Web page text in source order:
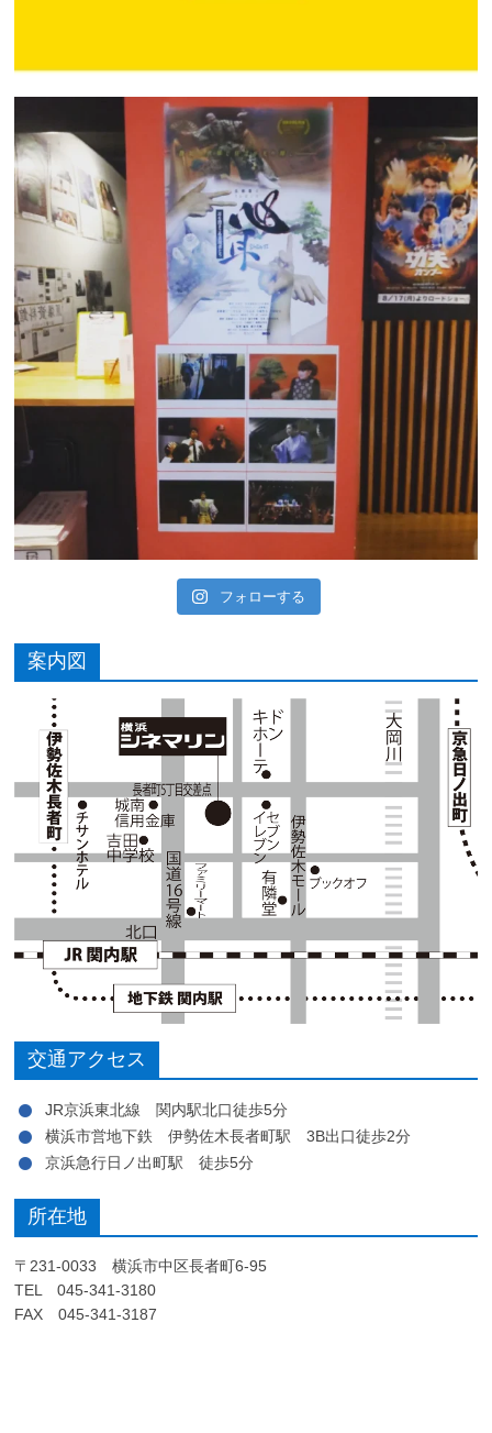
フォローする
案内図
交通アクセス
JR京浜東北線 関内駅北口徒歩5分
横浜市営地下鉄 伊勢佐木長者町駅 3B出口徒歩2分
京浜急行日ノ出町駅 徒歩5分
所在地
〒231-0033 横浜市中区長者町6-95
TEL 045-341-3180
FAX 045-341-3187